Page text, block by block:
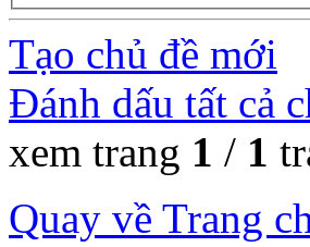
Tạo chủ đề mới
Đánh dấu tất cả
xem trang 1 / 1
Quay về Trang